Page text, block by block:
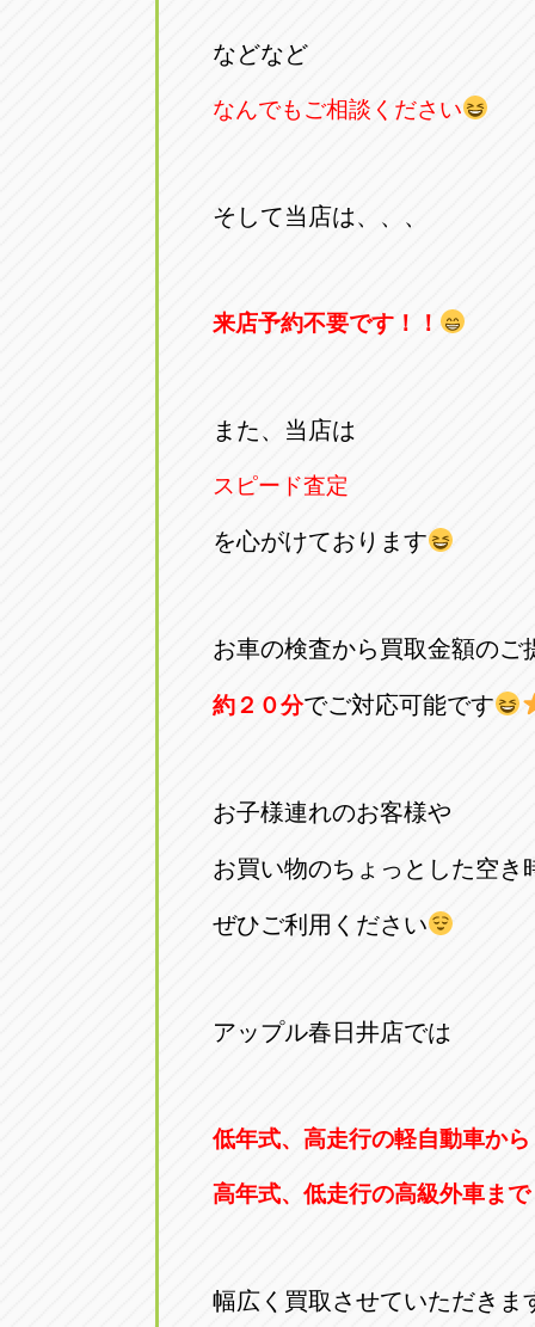
などなど
なんでもご相談ください
そして当店は、、、
来店予約不要です！！
また、当店は
スピード査定
を心がけております
お車の検査から買取金額のご
約２０分でご対応可能です
お子様連れのお客様や
お買い物のちょっとした空き
ぜひご利用ください
アップル春日井店では
低年式、高走行の軽自動車から
高年式、低走行の高級外車まで
幅広く買取させていただき